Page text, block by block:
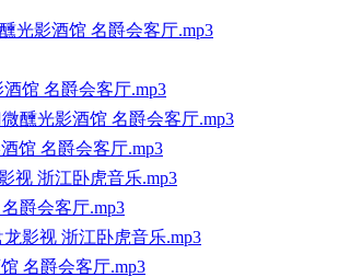
光影酒馆 名爵会客厅.mp3
馆 名爵会客厅.mp3
醺光影酒馆 名爵会客厅.mp3
馆 名爵会客厅.mp3
视 浙江卧虎音乐.mp3
爵会客厅.mp3
龙影视 浙江卧虎音乐.mp3
名爵会客厅.mp3